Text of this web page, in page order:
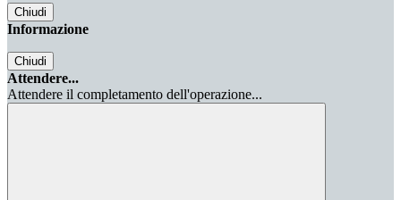
Chiudi
Informazione
Chiudi
Attendere...
Attendere il completamento dell'operazione...